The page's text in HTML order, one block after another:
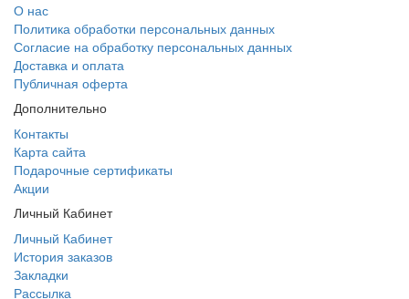
О нас
Политика обработки персональных данных
Согласие на обработку персональных данных
Доставка и оплата
Публичная оферта
Дополнительно
Контакты
Карта сайта
Подарочные сертификаты
Акции
Личный Кабинет
Личный Кабинет
История заказов
Закладки
Рассылка